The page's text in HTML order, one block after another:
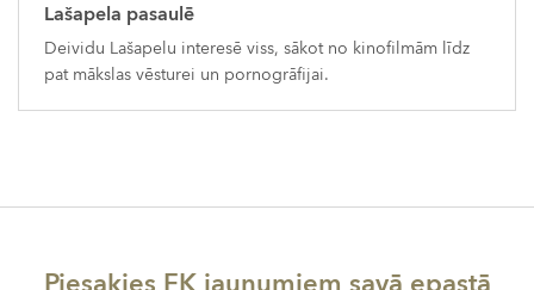
Lašapela pasaulē
Deividu Lašapelu interesē viss, sākot no kinofilmām līdz
pat mākslas vēsturei un pornogrāfijai.